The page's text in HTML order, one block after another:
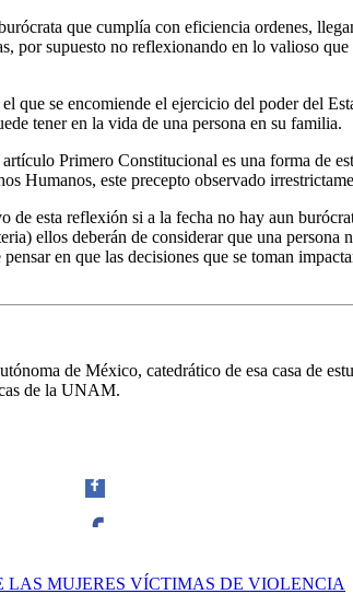
Linkedin
que cumplía con eficiencia ordenes,
supuesto no reflexionando en lo valioso
que se encomiende el ejercicio del poder del
tener en la vida de una persona en su familia.
Primero Constitucional es una forma de
Humanos, este precepto observado
esta reflexión si a la fecha no hay aun
ellos deberán de considerar que una persona
en que las decisiones que se toman
de México, catedrático de esa casa de
de la UNAM.
Facebook
LAS MUJERES VÍCTIMAS DE VIOLENCIA